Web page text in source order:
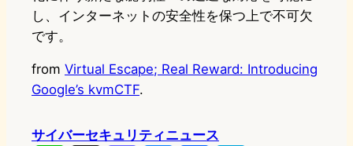
し、インターネットの安全性を保つ上で不可欠
です。
from Virtual Escape; Real Reward: Introducing
Google’s kvmCTF.
サイバーセキュリティニュース